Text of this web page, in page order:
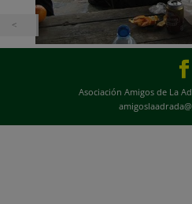
Asociación Amigos de La